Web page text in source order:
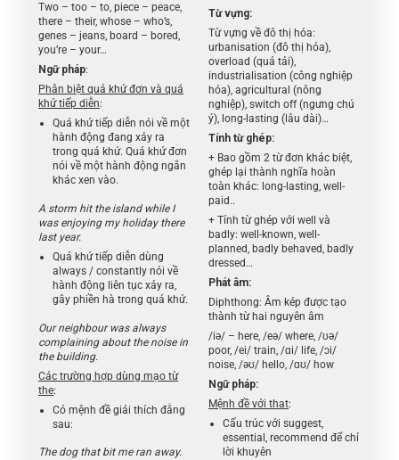
Two – too – to, piece – peace,
there – their, whose – who’s,
genes – jeans, board – bored,
you’re – your…
Ngữ pháp:
Phân biệt quá khứ đơn và quá
khứ tiếp diễn:
Quá khứ tiếp diễn nói về một
hành động đang xảy ra
trong quá khứ. Quá khứ đơn
nói về một hành động ngắn
khác xen vào.
A storm hit the island while I
was enjoying my holiday there
last year.
Quá khứ tiếp diễn dùng
always / constantly nói về
hành động liên tục xảy ra,
gây phiền hà trong quá khứ.
Our neighbour was always
complaining about the noise in
the building.
Các trường hợp dùng mạo từ
the:
Có mệnh đề giải thích đằng
sau:
The dog that bit me ran away.
Từ vựng:
Từ vựng về đô thị hóa:
urbanisation (đô thị hóa),
overload (quá tải),
industrialisation (công nghiệp
hóa), agricultural (nông
nghiệp), switch off (ngưng chú
ý), long-lasting (lâu dài)…
Tính từ ghép:
+ Bao gồm 2 từ đơn khác biệt,
ghép lại thành nghĩa hoàn
toàn khác: long-lasting, well-
paid..
+ Tính từ ghép với well và
badly: well-known, well-
planned, badly behaved, badly
dressed…
Phát âm:
Diphthong: Âm kép được tạo
thành từ hai nguyên âm
/iə/ – here, /eə/ where, /ʊə/
poor, /ei/ train, /ɑi/ life, /ɔi/
noise, /əʊ/ hello, /ɑʊ/ how
Ngữ pháp:
Mệnh đề với that:
Cấu trúc với suggest,
essential, recommend để chỉ
lời khuyên